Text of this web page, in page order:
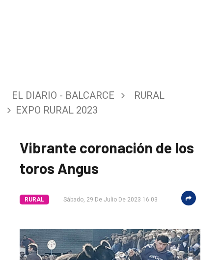
EL DIARIO - BALCARCE
RURAL
EXPO RURAL 2023
Vibrante coronación de los
toros Angus
RURAL Sábado, 29 De Julio De 2023 16:03